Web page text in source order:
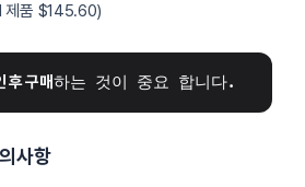
제품 $145.60)
후 구매하는 것이 중요 합니다.
사항